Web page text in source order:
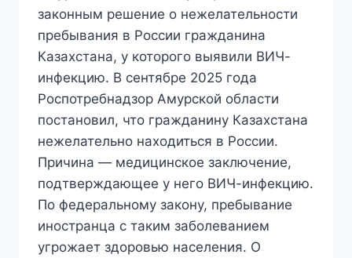
законным решение о нежелательности
пребывания в России гражданина
Казахстана, у которого выявили ВИЧ-
инфекцию. В сентябре 2025 года
Роспотребнадзор Амурской области
постановил, что гражданину Казахстана
нежелательно находиться в России.
Причина — медицинское заключение,
подтверждающее у него ВИЧ-инфекцию.
По федеральному закону, пребывание
иностранца с таким заболеванием
угрожает здоровью населения. О